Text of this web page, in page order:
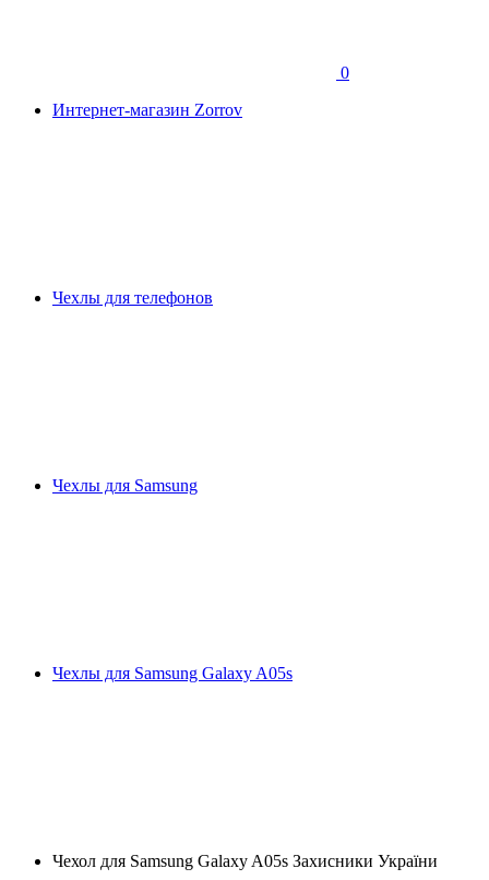
0
Интернет-магазин Zorrov
Чехлы для телефонов
Чехлы для Samsung
Чехлы для Samsung Galaxy A05s
Чехол для Samsung Galaxy A05s Захисники України